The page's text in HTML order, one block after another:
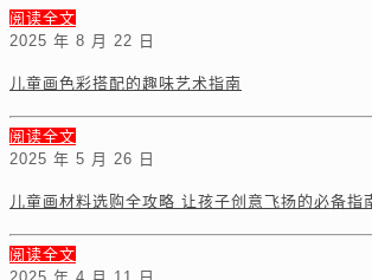
阅读全文
2025 年 8 月 22 日
儿童画色彩搭配的趣味艺术指南
阅读全文
2025 年 5 月 26 日
儿童画材料选购全攻略 让孩子创意飞扬的必备指
阅读全文